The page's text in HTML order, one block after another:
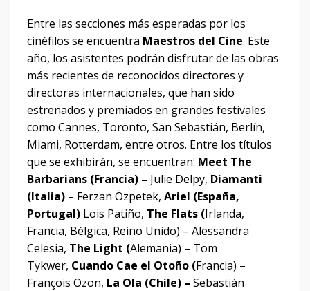
Entre las secciones más esperadas por los
cinéfilos se encuentra Maestros del Cine. Este
año, los asistentes podrán disfrutar de las obras
más recientes de reconocidos directores y
directoras internacionales, que han sido
estrenados y premiados en grandes festivales
como Cannes, Toronto, San Sebastián, Berlín,
Miami, Rotterdam, entre otros. Entre los títulos
que se exhibirán, se encuentran: Meet The
Barbarians (Francia) – Julie Delpy, Diamanti
(Italia) – Ferzan Özpetek, Ariel (España,
Portugal) Lois Patiño, The Flats (Irlanda,
Francia, Bélgica, Reino Unido) – Alessandra
Celesia, The Light (Alemania) – Tom
Tykwer, Cuando Cae el Otoño (Francia) –
François Ozon, La Ola (Chile) – Sebastián